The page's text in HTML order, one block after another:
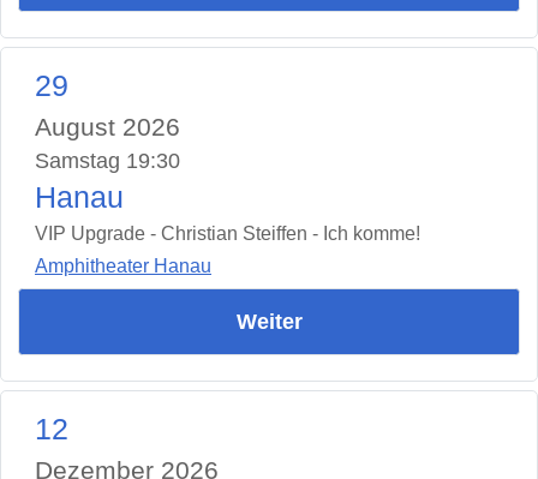
29
August 2026
Samstag 19:30
Hanau
VIP Upgrade - Christian Steiffen - Ich komme!
Amphitheater Hanau
Weiter
12
Dezember 2026